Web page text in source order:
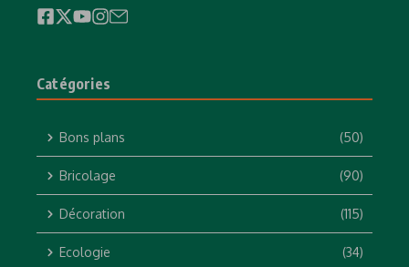
Catégories
Bons plans (50)
Bricolage (90)
Décoration (115)
Ecologie (34)